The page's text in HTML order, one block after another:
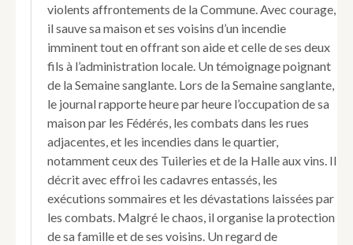
-
le
Pétrole
-
Mai
1871.
violents affrontements de la Commune. Avec courage,
il sauve sa maison et ses voisins d’un incendie
imminent tout en offrant son aide et celle de ses deux
fils à l’administration locale. Un témoignage poignant
de la Semaine sanglante. Lors de la Semaine sanglante,
le journal rapporte heure par heure l’occupation de sa
maison par les Fédérés, les combats dans les rues
adjacentes, et les incendies dans le quartier,
notamment ceux des Tuileries et de la Halle aux vins. Il
décrit avec effroi les cadavres entassés, les
exécutions sommaires et les dévastations laissées par
les combats. Malgré le chaos, il organise la protection
de sa famille et de ses voisins. Un regard de